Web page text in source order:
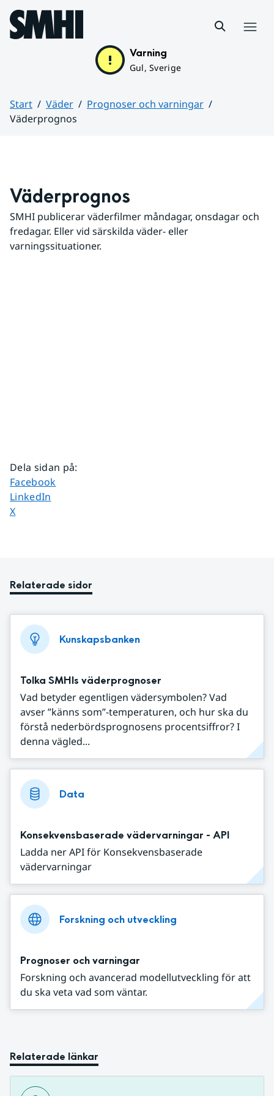
Hoppa till sidans innehåll
Varning
Gul, Sverige
Start Väder
Prognoser och varningar
Väderprognos
Väderprognos
SMHI publicerar väderfilmer måndagar, onsdagar och
fredagar. Eller vid särskilda väder- eller
varningssituationer.
Dela sidan på:
Dela sidan på
Facebook
Dela sidan på
LinkedIn
Dela sidan på
X
Relaterade sidor
Kunskapsbanken
Tolka SMHIs väderprognoser
Vad betyder egentligen vädersymbolen? Vad
avser ”känns som”-temperaturen, och hur ska du
förstå nederbördsprognosens procentsiffror? I
denna vägled...
Data
Konsekvensbaserade vädervarningar - API
Ladda ner API för Konsekvensbaserade
vädervarningar
Forskning och utveckling
Prognoser och varningar
Forskning och avancerad modellutveckling för att
du ska veta vad som väntar.
Relaterade länkar